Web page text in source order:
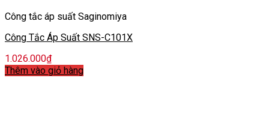
Công tắc áp suất Saginomiya
Công Tắc Áp Suất SNS-C101X
1.026.000₫
Thêm vào giỏ hàng